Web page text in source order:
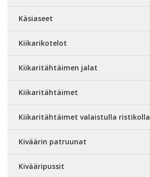
Käsiaseet
Kiikarikotelot
Kiikaritähtäimen jalat
Kiikaritähtäimet
Kiikaritähtäimet valaistulla ristikolla
Kiväärin patruunat
Kivääripussit